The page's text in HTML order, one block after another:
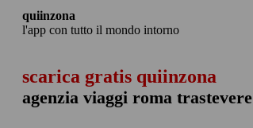
quiinzona
l'app con tutto il mondo intorno
scarica gratis quiinzona
agenzia viaggi roma trastevere